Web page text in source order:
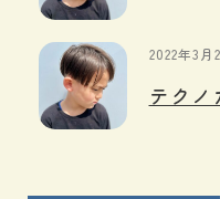
2022年3月
テクノ